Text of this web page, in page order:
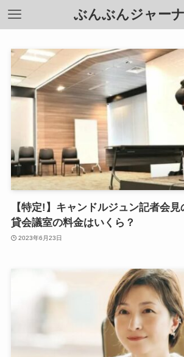
ぶんぶんジャー
【特定!】キャンドルジュン記者会見
貸会議室の料金はいくら？
2023年6月23日